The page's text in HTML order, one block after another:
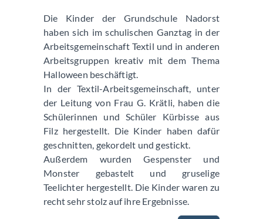
Die Kinder der Grundschule Nadorst
haben sich im schulischen Ganztag in der
Arbeitsgemeinschaft Textil und in anderen
Arbeitsgruppen kreativ mit dem Thema
Halloween beschäftigt.
In der Textil-Arbeitsgemeinschaft, unter
der Leitung von Frau G. Krätli, haben die
Schülerinnen und Schüler Kürbisse aus
Filz hergestellt. Die Kinder haben dafür
geschnitten, gekordelt und gestickt.
Außerdem wurden Gespenster und
Monster gebastelt und gruselige
Teelichter hergestellt. Die Kinder waren zu
recht sehr stolz auf ihre Ergebnisse.